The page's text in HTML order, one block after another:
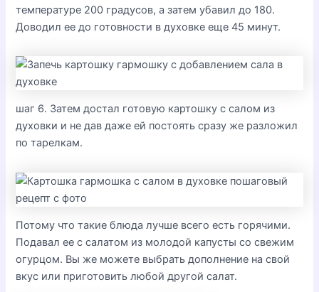
температуре 200 градусов, а затем убавил до 180.
Доводил ее до готовности в духовке еще 45 минут.
шаг 6. Затем достал готовую картошку с салом из
духовки и не дав даже ей постоять сразу же разложил
по тарелкам.
Потому что такие блюда лучше всего есть горячими.
Подавал ее с салатом из молодой капусты со свежим
огурцом. Вы же можете выбрать дополнение на свой
вкус или приготовить любой другой салат.